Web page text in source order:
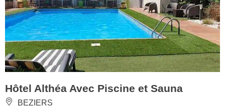
Hôtel Althéa Avec Piscine et Sauna
BEZIERS